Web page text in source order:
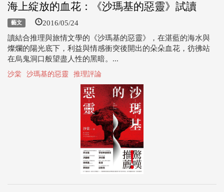
海上綻放的血花：《沙瑪基的惡靈》試讀
藝文 2016/05/24
讀結合推理與旅情文學的《沙瑪基的惡靈》，在湛藍的海水與
燦爛的陽光底下，利益與情感衝突後開出的朵朵血花，彷彿站
在烏鬼洞口般望盡人性的黑暗。...
沙棠 沙瑪基的惡靈 推理評論